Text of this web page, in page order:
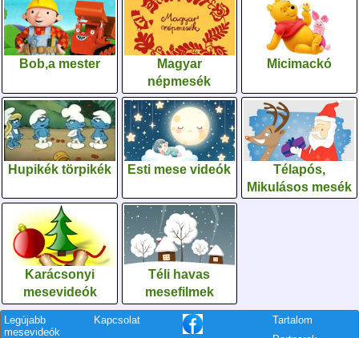
Bob,a mester
Magyar
népmesék
Micimackó
Hupikék törpikék Esti mese videók
Télapós,
Mikulásos mesék
Karácsonyi
mesevideók
Téli havas
mesefilmek
Legújabb
mesevideók
Kapcsolat
Tartalom